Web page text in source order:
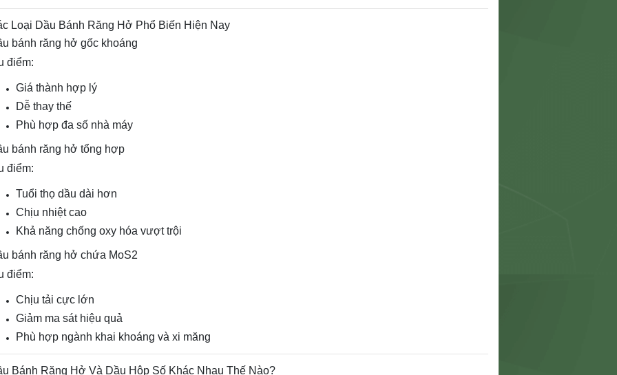
Loại Dầu Bánh Răng Hở Phổ Biến Hiện Nay
bánh răng hở gốc khoáng
điểm:
Giá thành hợp lý
Dễ thay thế
Phù hợp đa số nhà máy
bánh răng hở tổng hợp
điểm:
Tuổi thọ dầu dài hơn
Chịu nhiệt cao
Khả năng chống oxy hóa vượt trội
bánh răng hở chứa MoS2
điểm:
Chịu tải cực lớn
Giảm ma sát hiệu quả
Phù hợp ngành khai khoáng và xi măng
Bánh Răng Hở Và Dầu Hộp Số Khác Nhau Thế Nào?